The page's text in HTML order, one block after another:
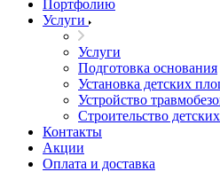
Портфолию
Услуги
Услуги
Подготовка основания
Установка детских
Устройство
Строительство
Контакты
Акции
Оплата и доставка